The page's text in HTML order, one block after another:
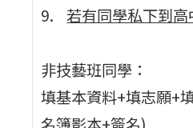
若有同學私下到
非技藝班同學：
填基本資料+填志願+